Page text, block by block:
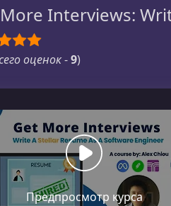
Interviews:
оценок-9)
Предпросмотр курса